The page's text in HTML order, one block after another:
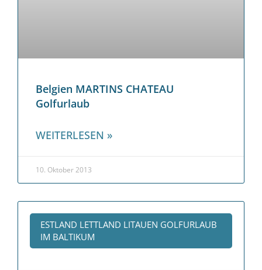
Belgien MARTINS CHATEAU
Golfurlaub
WEITERLESEN »
10. Oktober 2013
ESTLAND LETTLAND LITAUEN GOLFURLAUB
IM BALTIKUM